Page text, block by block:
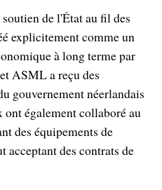
de l'État au fil des
explicitement comme un
à long terme par
ASML a reçu des
gouvernement néerlandais
ont également collaboré au
des équipements de
acceptant des contrats de